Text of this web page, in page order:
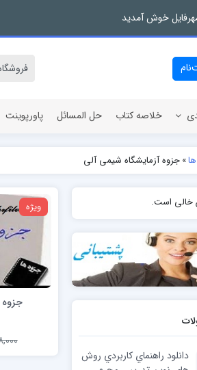
خوش آمدید
خلاصه کتاب حل المسائل پاورپوینت
»جزوه آزمایشگاه شیمی آلی
ویژه
جزوه
8,000
خالی است.
دانلود راهنماي كاربردي روش